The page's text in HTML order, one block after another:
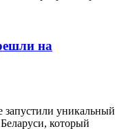
на
уникальный
который